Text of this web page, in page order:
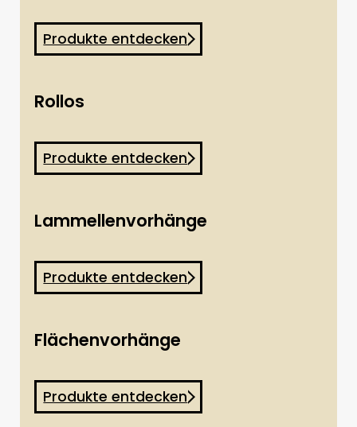
Produkte entdecken
Rollos
Produkte entdecken
Lammellenvorhänge
Produkte entdecken
Flächenvorhänge
Produkte entdecken